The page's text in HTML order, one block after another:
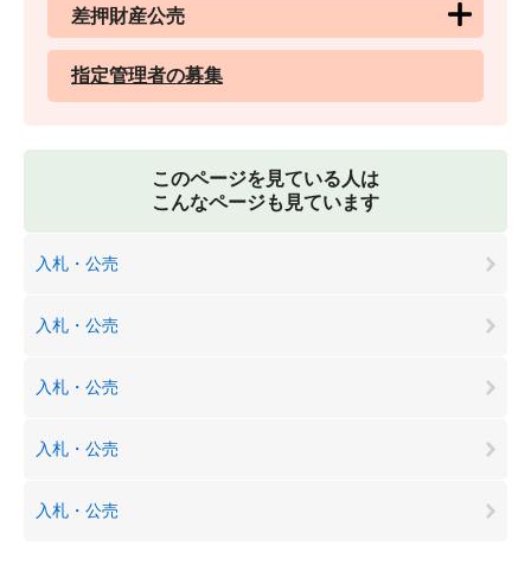
差押財産公売
指定管理者の募集
このページを見ている人は
こんなページも見ています
入札・公売
入札・公売
入札・公売
入札・公売
入札・公売